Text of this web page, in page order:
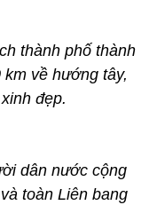
thành phố thành
về hướng tây,
đẹp.
dân nước cộng
toàn Liên bang